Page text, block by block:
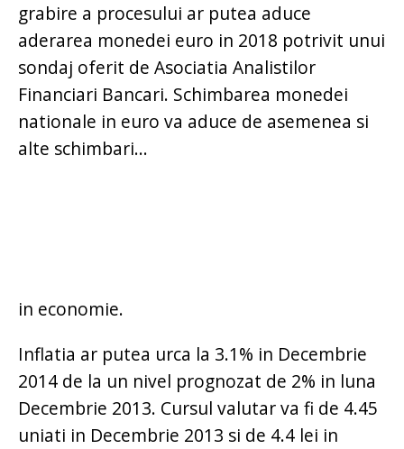
grabire a procesului ar putea aduce
aderarea monedei euro in 2018 potrivit unui
sondaj oferit de Asociatia Analistilor
Financiari Bancari. Schimbarea monedei
nationale in euro va aduce de asemenea si
alte schimbari...
in economie.
Inflatia ar putea urca la 3.1% in Decembrie
2014 de la un nivel prognozat de 2% in luna
Decembrie 2013. Cursul valutar va fi de 4.45
uniati in Decembrie 2013 si de 4.4 lei in